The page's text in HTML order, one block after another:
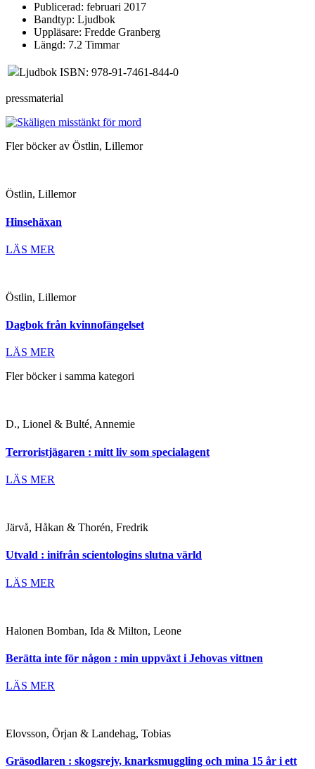
Publicerad: februari 2017
Bandtyp: Ljudbok
Uppläsare: Fredde Granberg
Längd: 7.2 Timmar
Ljudbok ISBN: 978-91-7461-844-0
pressmaterial
Fler böcker av Östlin, Lillemor
Östlin, Lillemor
Hinsehäxan
LÄS MER
Östlin, Lillemor
Dagbok från kvinnofängelset
LÄS MER
Fler böcker i samma kategori
D., Lionel & Bulté, Annemie
Terroristjägaren : mitt liv som specialagent
LÄS MER
Järvå, Håkan & Thorén, Fredrik
Utvald : inifrån scientologins slutna värld
LÄS MER
Halonen Bomban, Ida & Milton, Leone
Berätta inte för någon : min uppväxt i Jehovas vittnen
LÄS MER
Elovsson, Örjan & Landehag, Tobias
Gräsodlaren : skogsrejv, knarksmuggling och mina 15 år i ett